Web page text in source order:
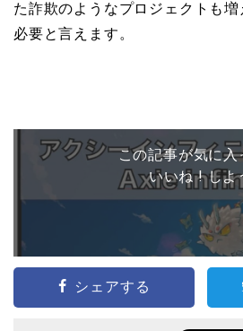
た詐欺のようなプロジェクトも
必要と言えます。
この記事が気に入
いいね ! しよ
シェアする